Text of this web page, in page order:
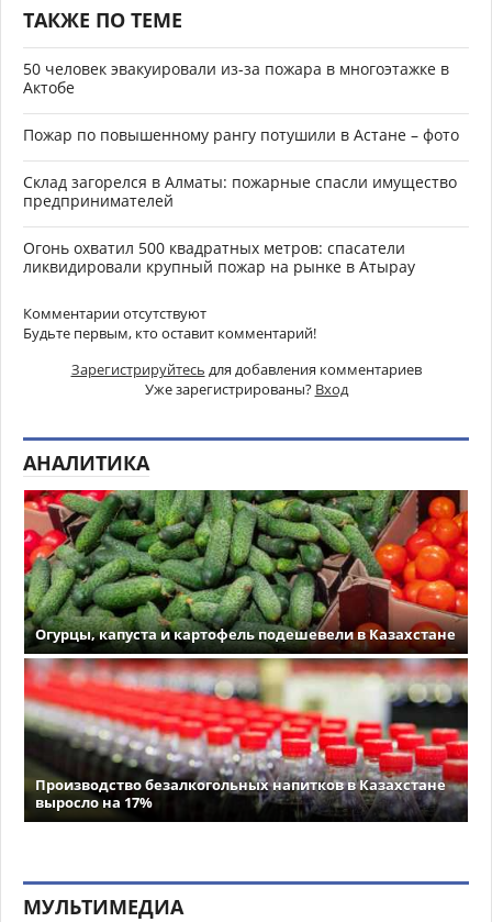
ТАКЖЕ ПО ТЕМЕ
50 человек эвакуировали из-за пожара в многоэтажке в
Актобе
Пожар по повышенному рангу потушили в Астане – фото
Склад загорелся в Алматы: пожарные спасли имущество
предпринимателей
Огонь охватил 500 квадратных метров: спасатели
ликвидировали крупный пожар на рынке в Атырау
Комментарии отсутствуют
Будьте первым, кто оставит комментарий!
Зарегистрируйтесь для добавления комментариев
Уже зарегистрированы? Вход
АНАЛИТИКА
Огурцы, капуста и картофель подешевели в Казахстане
Производство безалкогольных напитков в Казахстане
выросло на 17%
МУЛЬТИМЕДИА